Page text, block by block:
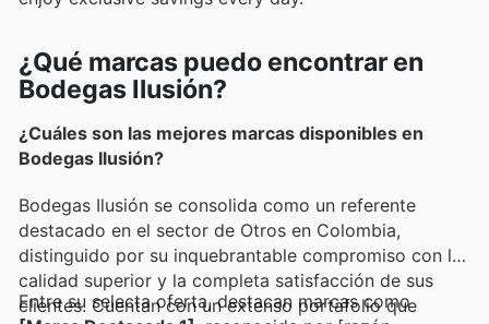
¿Qué marcas puedo encontrar en
Bodegas Ilusión?
¿Cuáles son las mejores marcas disponibles en
Bodegas Ilusión?
Bodegas Ilusión se consolida como un referente
destacado en el sector de Otros en Colombia,
distinguido por su inquebrantable compromiso con la
calidad superior y la completa satisfacción de sus
clientes. Cuentan con un extenso portafolio que
Entre su selecta oferta, destacan marcas como